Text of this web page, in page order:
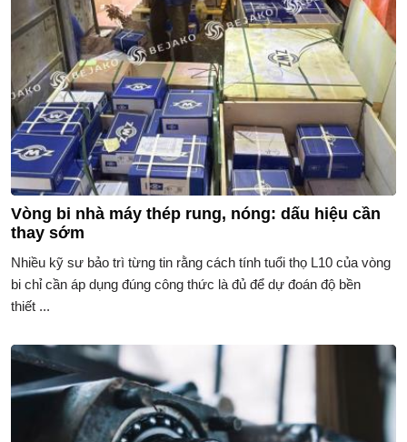
Vòng bi nhà máy thép rung, nóng: dấu hiệu cần
thay sớm
Nhiều kỹ sư bảo trì từng tin rằng cách tính tuổi thọ L10 của vòng
bi chỉ cần áp dụng đúng công thức là đủ để dự đoán độ bền
thiết ...